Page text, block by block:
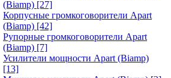
(Biamp) [27]
Корпусные громкоговорители Apart
(Biamp) [42]
Рупорные громкоговорители Apart
(Biamp) [7]
Усилители мощности Apart (Biamp)
[13]